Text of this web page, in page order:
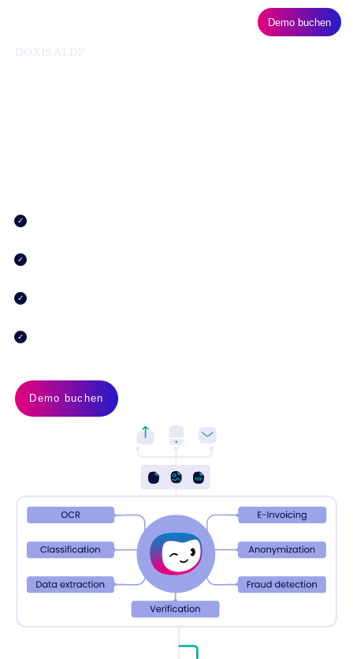
Demo buchen
DOXIS AI.DP
Demo buchen